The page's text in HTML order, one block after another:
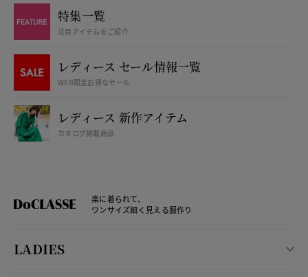
特集一覧
注目アイテムをご紹介
レディース セール情報一覧
WEB限定お得なセール
レディース 新作アイテム
カタログ掲載商品
楽に着られて、
ワンサイズ細く見える服作り
LADIES